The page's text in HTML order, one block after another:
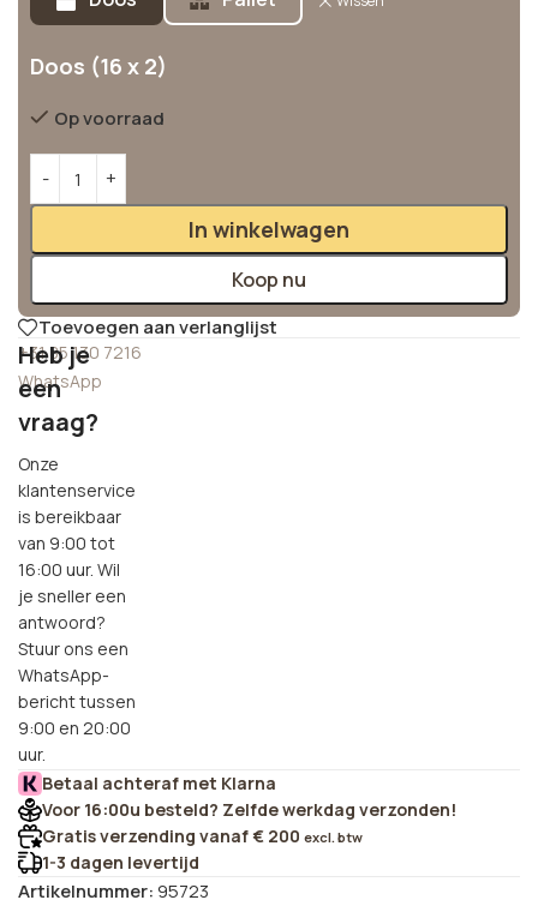
Doos (16 x 2)
Op voorraad
In winkelwagen
Koop nu
Toevoegen aan verlanglijst
+31 85 130 7216
WhatsApp
Heb je
een
vraag?
Onze
klantenservice
is bereikbaar
van 9:00 tot
16:00 uur. Wil
je sneller een
antwoord?
Stuur ons een
WhatsApp-
bericht tussen
9:00 en 20:00
uur.
Betaal achteraf met Klarna
Voor 16:00u besteld? Zelfde werkdag verzonden!
Gratis verzending vanaf € 200 excl. btw
1-3 dagen levertijd
Artikelnummer: 95723